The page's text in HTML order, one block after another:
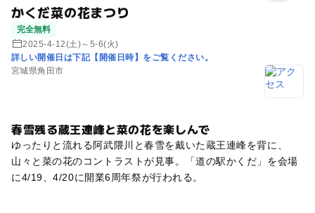
かくだ菜の花まつり
完全無料
2025-4-12(土)～5-6(火)
詳しい開催日は下記【開催日時】をご覧ください。
宮城県角田市
春雪残る蔵王連峰と菜の花を楽しんで
ゆったりと流れる阿武隈川と春雪を戴いた蔵王連峰を背に、
山々と菜の花のコントラストが見事。「道の駅かくだ」を会場
に4/19、4/20に開業6周年祭が行われる。